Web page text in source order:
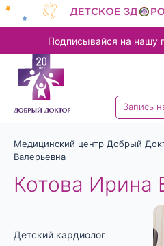
Подписывайся на нашу
Запись
Медицинский центр Добрый
Валерьевна
Котова Ирина
Детский кардиолог